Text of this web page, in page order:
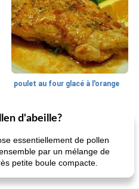
poulet au four glacé à l'orange
Vacances et événements
d'abeille?
essentiellement de pollen
par un mélange de
petite boule compacte.